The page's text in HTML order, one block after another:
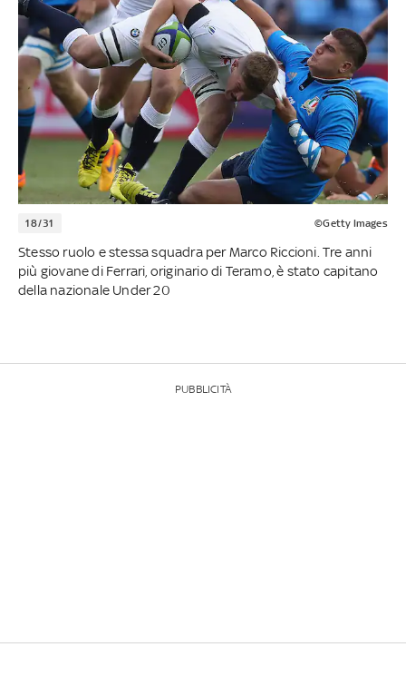
18/31 ©Getty Images
Stesso ruolo e stessa squadra per Marco Riccioni. Tre anni
più giovane di Ferrari, originario di Teramo, è stato capitano
della nazionale Under 20
PUBBLICITÀ